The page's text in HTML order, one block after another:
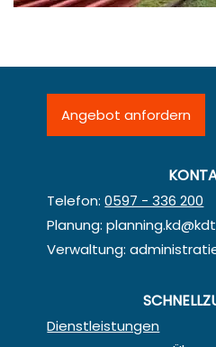
Angebot anfordern
Telefon:0597 - 336 200
Planung:
Verwaltung:
Dienstleistungen